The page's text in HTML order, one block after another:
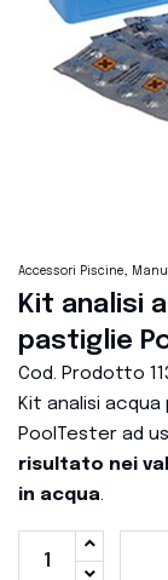
Accessori Piscine
Kit analisi
pastiglie
Cod. Prodotto
Kit analisi acqua
PoolTester ad
risultato nei
in acqua.